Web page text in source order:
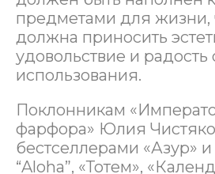
предметами для жизни,
должна приносить
удовольствие и радость
использования.
Поклонникам
фарфора» Юлия
бестселлерами «Азур» и
“Aloha”, «Тотем»,